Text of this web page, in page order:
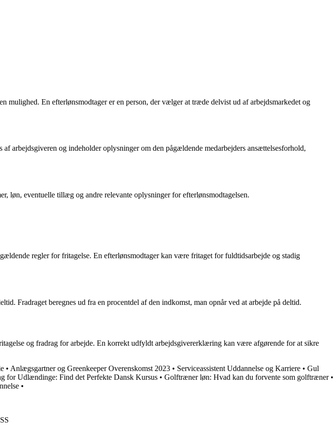
mulighed. En efterlønsmodtager er en person, der vælger at træde delvist ud af arbejdsmarkedet og
arbejdsgiveren og indeholder oplysninger om den pågældende medarbejders ansættelsesforhold,
løn, eventuelle tillæg og andre relevante oplysninger for efterlønsmodtagelsen.
regler for fritagelse. En efterlønsmodtager kan være fritaget for fuldtidsarbejde og stadig
Fradraget beregnes ud fra en procentdel af den indkomst, man opnår ved at arbejde på deltid.
og fradrag for arbejde. En korrekt udfyldt arbejdsgivererklæring kan være afgørende for at sikre
• Anlægsgartner og Greenkeeper Overenskomst 2023 • Serviceassistent Uddannelse og Karriere • Gul
for Udlændinge: Find det Perfekte Dansk Kursus • Golftræner løn: Hvad kan du forvente som golftræner•
•